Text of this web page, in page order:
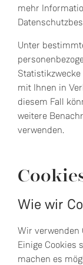
mehr
Unter
mit Ihnen in
diesem Fall
weitere
verwenden.
Wie wir
Wir verwenden
Einige Cookies
machen es